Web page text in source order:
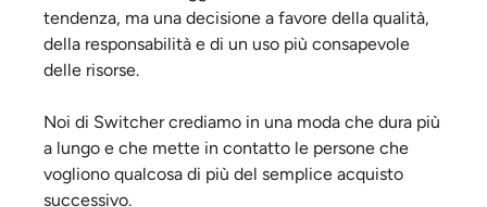
tendenza, ma una decisione a favore della qualità,
della responsabilità e di un uso più consapevole
delle risorse.
Noi di Switcher crediamo in una moda che dura più
a lungo e che mette in contatto le persone che
vogliono qualcosa di più del semplice acquisto
successivo.